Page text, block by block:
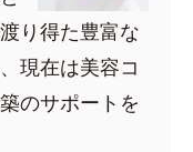
り得た豊富な
現在は美容コ
のサポートを